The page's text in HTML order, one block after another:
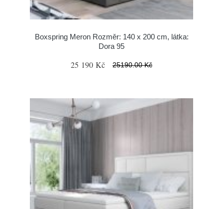
Boxspring Meron Rozměr: 140 x 200 cm, látka:
Dora 95
25 190 Kč 25190.00 Kč